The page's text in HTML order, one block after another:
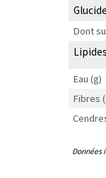
Dont
Eau (g)
Fibres
Données